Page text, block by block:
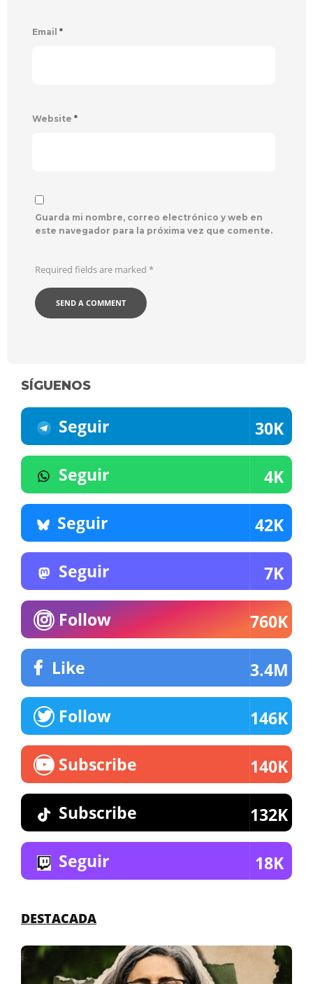
Email *
Website *
Guarda mi nombre, correo electrónico y web en
este navegador para la próxima vez que comente.
Required fields are marked *
SÍGUENOS
Seguir 30K
Seguir 4K
Seguir 42K
Seguir 7K
Follow 760K
Like 3.4M
Follow 146K
Subscribe 140K
Subscribe 132K
Seguir 18K
DESTACADA